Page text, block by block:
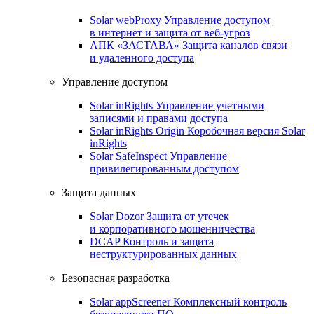
Solar webProxy Управление доступом
в интернет и защита от веб-угроз
АПК «ЗАСТАВА» Защита каналов связи
и удаленного доступа
Управление доступом
Solar inRights Управление учетными
записями и правами доступа
Solar inRights Origin Коробочная версия Solar
inRights
Solar SafeInspect Управление
привилегированным доступом
Защита данных
Solar DozorЗащита от утечек
и корпоративного мошенничества
DCAPКонтроль и защита
неструктурированных данных
Безопасная разработка
Solar appScreenerКомплексный контроль